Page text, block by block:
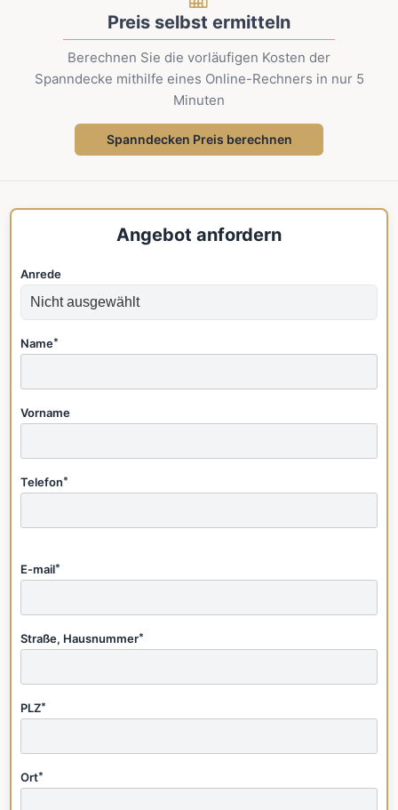
Preis selbst ermitteln
Berechnen Sie die vorläufigen Kosten der
Spanndecke mithilfe eines Online-Rechners in nur 5
Minuten
Spanndecken Preis berechnen
Angebot anfordern
Anrede
Name*
Vorname
Telefon*
E-mail*
Straße, Hausnummer*
PLZ*
Ort*